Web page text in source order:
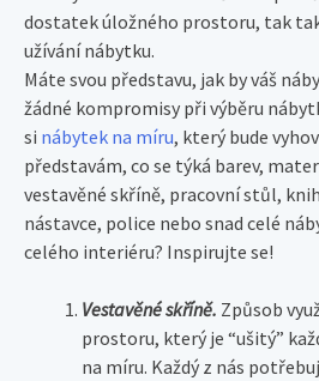
dostatek úložného prostoru, tak
užívání nábytku.
Máte svou představu, jak by váš
žádné kompromisy při výběru
si nábytek na míru, který bude
představám, co se týká barev,
vestavěné skříně, pracovní stůl,
nástavce, police nebo snad celé
celého interiéru? Inspirujte se!
Vestavěné skříně. Způsob
prostoru, který je “ušitý”
na míru. Každý z nás